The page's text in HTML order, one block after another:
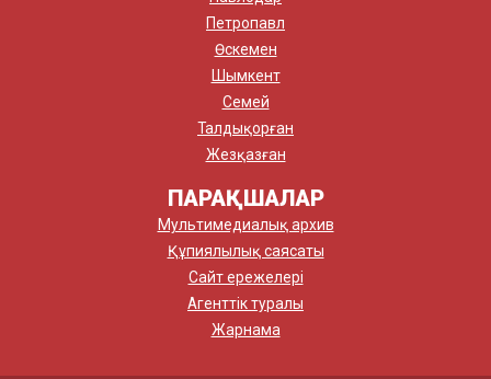
Петропавл
Өскемен
Шымкент
Семей
Талдықорған
Жезқазған
ПАРАҚШАЛАР
Мультимедиалық архив
Құпиялылық саясаты
Сайт ережелері
Агенттік туралы
Жарнама